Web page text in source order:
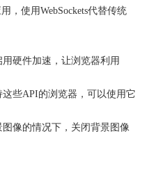
，使用WebSockets代替传统
硬件加速，让浏览器利用
这些API的浏览器，可以使用它
像的情况下，关闭背景图像